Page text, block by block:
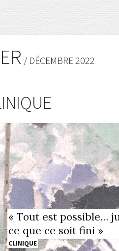
/ DÉCEMBRE 2022
« Tout est possible…
ce que ce soit fini »
CLINIQUE